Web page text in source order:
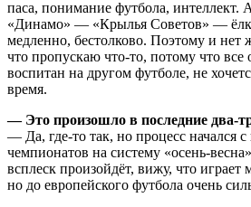
паса, понимание футбола, интеллект.
«Динамо» — «Крылья Советов» —
медленно, бестолково. Поэтому и нет
что пропускаю что-то, потому что
воспитан на другом футболе, не
время.
— Это произошло в последние два-
— Да, где-то так, но процесс начался с
чемпионатов на систему «осень-
всплеск произойдёт, вижу, что играет
но до европейского футбола очень